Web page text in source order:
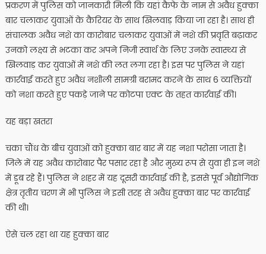
प्रकरण में पुलिस को जानकारी मिली कि यहां कैफे के नाम से अवैध हुक्का
बार चलाकर युवाओं के कैरियर के साथ खिलवाड़ किया जा रहा है। साथ ही
संचालक अवैध नशे का कारोबार चलाकर युवाओं में नशे की प्रवृति बढ़ाकर
उनको लक्ष्य से भटका कर अपने निजी स्वार्थ के लिए उनके स्वास्थ्य से
खिलवाड़ कर युवाओं में नशे की लत लगा रहा है। इस पर पुलिस ने यहां
कार्रवाई करते हुए अवैध नशीली सामग्री बरामद करने के साथ 6 व्यक्तियों
को नशा करते हुए पकड़े जाने पर कोटपा एक्ट के तहत कार्रवाई की।
यह बड़ा खतरा
चका चौंध के बीच युवाओं को हुक्का बार बार में यह नशा परोसा जाता है।
जिले में यह अवैध कारोबार पैर पसार रहा है और मुख्य रूप से युवा ही इन नशे
में डूब रहे हैं। पुलिस ने शहर में यह दूसरी कार्रवाई की है, इससे पूर्व औद्योगिक
क्षेत्र तृतीय चरण में भी पुलिस ने इसी तरह से अवैध हुक्का बार पर कार्रवाई
की थी।
ऐसे चल रहा था यह हुक्का बार